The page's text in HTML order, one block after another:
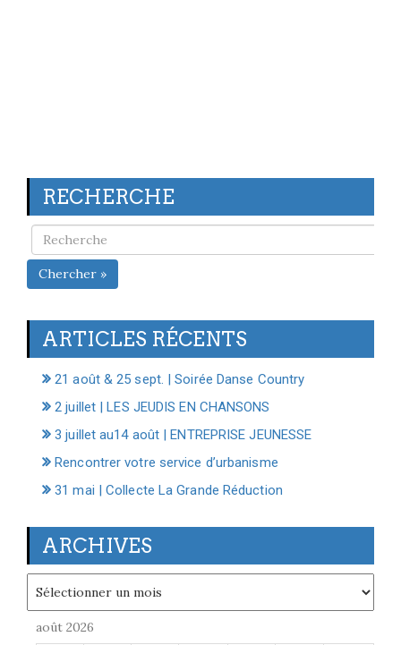
RECHERCHE
Chercher »
ARTICLES RÉCENTS
21 août & 25 sept. | Soirée Danse Country
2 juillet | LES JEUDIS EN CHANSONS
3 juillet au14 août | ENTREPRISE JEUNESSE
Rencontrer votre service d’urbanisme
31 mai | Collecte La Grande Réduction
ARCHIVES
août 2026